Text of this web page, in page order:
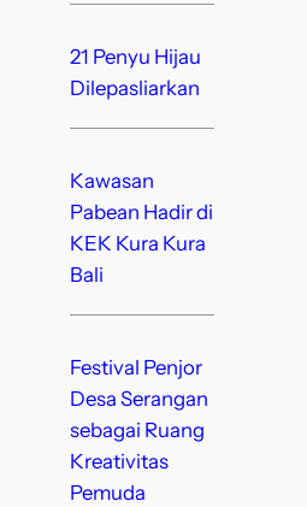
21 Penyu Hijau
Dilepasliarkan
Kawasan
Pabean Hadir di
KEK Kura Kura
Bali
Festival Penjor
Desa Serangan
sebagai Ruang
Kreativitas
Pemuda